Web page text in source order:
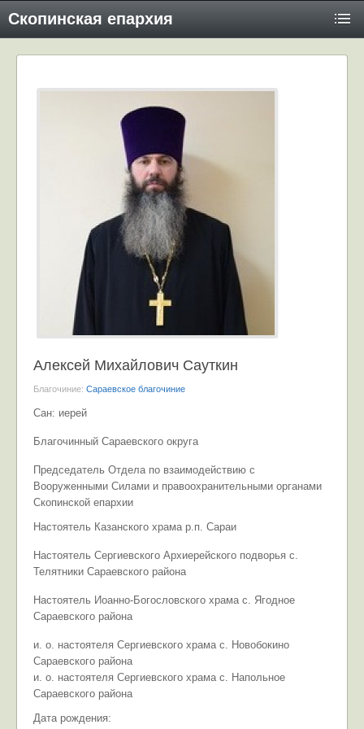
Скопинская епархия
Алексей Михайлович Сауткин
Благочиние: Сараевское благочиние
Сан: иерей
Благочинный Сараевского округа
Председатель Отдела по взаимодействию с
Вооруженными Силами и правоохранительными органами
Скопинской епархии
Настоятель Казанского храма р.п. Сараи
Настоятель Сергиевского Архиерейского подворья с.
Телятники Сараевского района
Настоятель Иоанно-Богословского храма с. Ягодное
Сараевского района
и. о. настоятеля Сергиевского храма с. Новобокино
Сараевского района
и. о. настоятеля Сергиевского храма с. Напольное
Сараевского района
Дата рождения: